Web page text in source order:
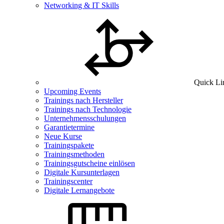
Networking & IT Skills
Quick
Upcoming Events
Trainings nach Hersteller
Trainings nach Technologie
Unternehmensschulungen
Garantietermine
Neue Kurse
Trainingspakete
Trainingsmethoden
Trainingsgutscheine einlösen
Digitale Kursunterlagen
Trainingscenter
Digitale Lernangebote